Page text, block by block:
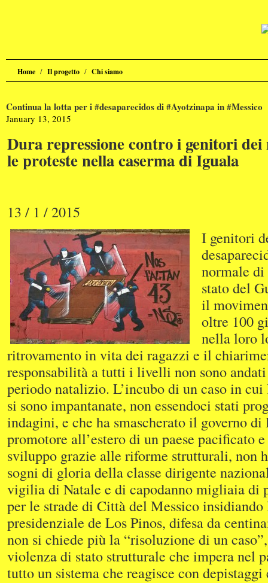
Home / Il progetto / Chi siamo
Continua la lotta per i #desaparecidos di #Ayotzinapa in #Messico
January 13, 2015
Dura repressione contro i genitori
le proteste nella caserma di Iguala
13 / 1 / 2015
I genitori
normale
stato del
il
oltre 100
nella loro
ritrovamento in vita dei ragazzi e il
responsabilità a tutti i livelli non sono
periodo natalizio. L’incubo di un caso in
si sono impantanate, non essendoci stati
indagini, e che ha smascherato il governo di
promotore all’estero di un paese pacificato
sviluppo grazie alle riforme strutturali, non
sogni di gloria della classe dirigente
vigilia di Natale e di capodanno migliaia di
per le strade di Città del Messico insidiando
presidenziale de Los Pinos, difesa da
non si chiede più la “risoluzione di un
violenza di stato strutturale che impera nel
tutto un sistema che reagisce con